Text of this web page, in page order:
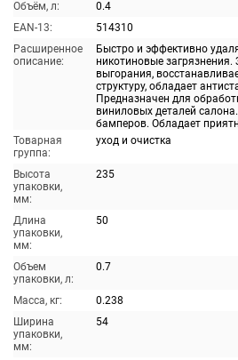
Объём, л:
0.4
EAN-13:
514310
Расширенное
описание:
Быстро и эффективно
никотиновые
выгорания,
структуру, обладает
Предназначен для
виниловых деталей
бамперов. Обладает
Товарная
группа:
уход и очистка
Высота
упаковки,
мм:
235
Длина
упаковки,
мм:
50
Объем
упаковки, л:
0.7
Масса, кг:
0.238
Ширина
упаковки,
мм:
54